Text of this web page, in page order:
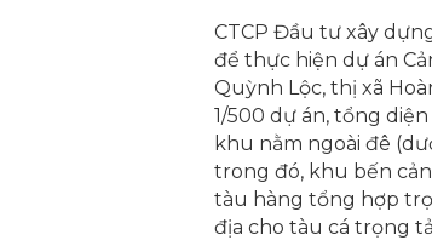
CTCP Đầu tư xây
để thực hiện dự án
Quỳnh Lộc, thị xã
1/500 dự án, tổng
khu nằm ngoài đê
trong đó, khu bến
tàu hàng tổng hợp
địa cho tàu cá trọng